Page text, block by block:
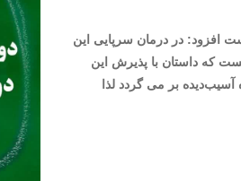
افزود: در درمان سرپایی این
که داستان با پذیرش این
بر می گردد لذا